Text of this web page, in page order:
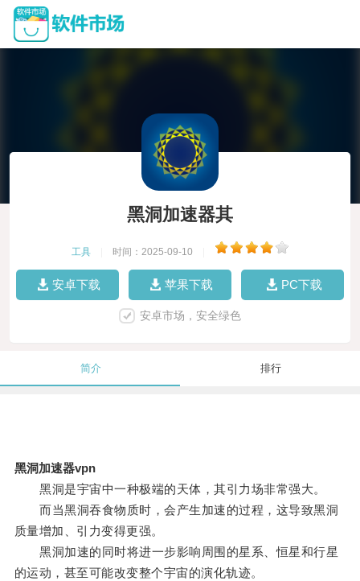
黑洞加速器其
工具 时间：2025-09-10
安卓下载 苹果下载 PC下载
安卓市场，安全绿色
简介 排行
黑洞加速器vpn
黑洞是宇宙中一种极端的天体，其引力场非常强大。
而当黑洞吞食物质时，会产生加速的过程，这导致黑洞
质量增加、引力变得更强。
黑洞加速的同时将进一步影响周围的星系、恒星和行星
的运动，甚至可能改变整个宇宙的演化轨迹。